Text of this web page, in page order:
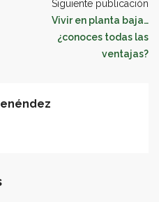
Siguiente publicación
Vivir en planta baja…
¿conoces todas las
ventajas?